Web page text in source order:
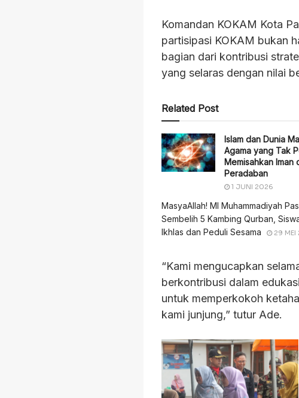
Komandan KOKAM Kota
partisipasi KOKAM bukan
bagian dari kontribusi
yang selaras dengan nilai
Related Post
Islam dan Dunia
Agama yang Tak
Memisahkan Iman
Peradaban
1 JUNI 2026
MasyaAllah! MI Muhammadiyah
Sembelih 5 Kambing Qurban,
Ikhlas dan Peduli Sesama
29 MEI
“Kami mengucapkan
berkontribusi dalam
untuk memperkokoh
kami junjung,” tutur Ade.